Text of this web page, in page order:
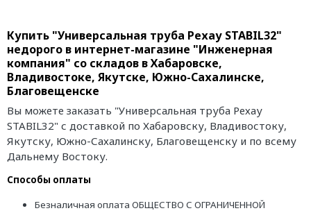
Купить "Универсальная труба Рехау STABIL32"
недорого в интернет-магазине "Инженерная
компания" со складов в Хабаровске,
Владивостоке, Якутске, Южно-Сахалинске,
Благовещенске
Вы можете заказать "Универсальная труба Рехау
STABIL32" с доставкой по Хабаровску, Владивостоку,
Якутску, Южно-Сахалинску, Благовещенску и по всему
Дальнему Востоку.
Способы оплаты
Безналичная оплата ОБЩЕСТВО С ОГРАНИЧЕННОЙ